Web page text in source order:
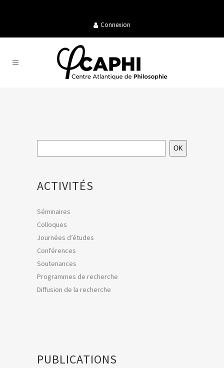
Connexion
OK
ACTIVITÉS
Séminaires
Colloques
Journées d’études
Conférences
Soutenances
Programmes de recherche
Diffusion de la recherche
PUBLICATIONS